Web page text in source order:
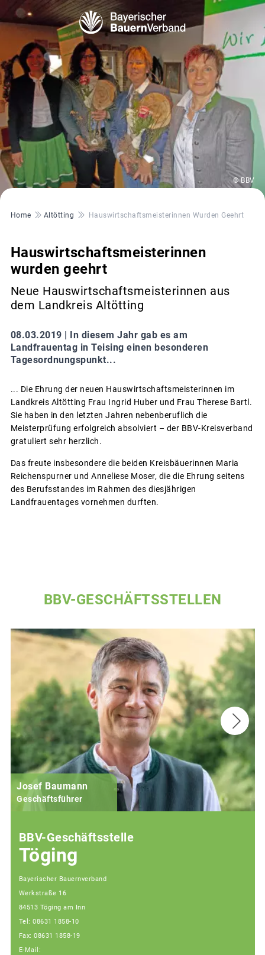
© BBV
Pfadnavigation
Home Altötting Hauswirtschaftsmeisterinnen Wurden Geehrt
Hauswirtschaftsmeisterinnen
wurden geehrt
Neue Hauswirtschaftsmeisterinnen aus
dem Landkreis Altötting
08.03.2019 | In diesem Jahr gab es am
Landfrauentag in Teising einen besonderen
Tagesordnungspunkt...
... Die Ehrung der neuen Hauswirtschaftsmeisterinnen im
Landkreis Altötting Frau Ingrid Huber und Frau Therese Bartl.
Sie haben in den letzten Jahren nebenberuflich die
Meisterprüfung erfolgreich absolviert – der BBV-Kreisverband
gratuliert sehr herzlich.
Das freute insbesondere die beiden Kreisbäuerinnen Maria
Reichenspurner und Anneliese Moser, die die Ehrung seitens
des Berufsstandes im Rahmen des diesjährigen
Landfrauentages vornehmen durften.
BBV-GESCHÄFTSSTELLEN
Josef Baumann
Geschäftsführer
BBV-Geschäftsstelle
Töging
Bayerischer Bauernverband
Werkstraße 16
84513 Töging am Inn
Tel: 08631 1858-10
Fax: 08631 1858-19
E-Mail: